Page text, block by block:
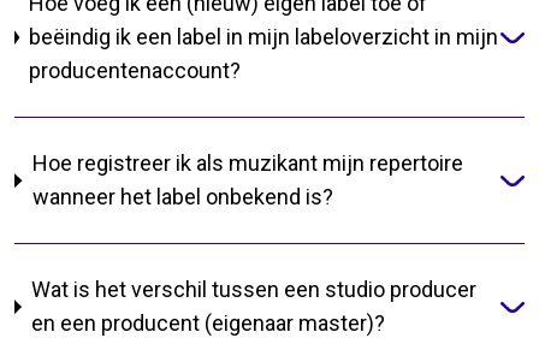
beëindig ik een label in mijn labeloverzicht in mijn
producentenaccount?
Hoe registreer ik als muzikant mijn repertoire
wanneer het label onbekend is?
Wat is het verschil tussen een studio producer
en een producent (eigenaar master)?